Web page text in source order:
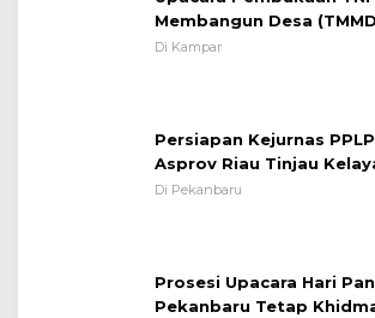
Membangun Desa
Kodim 0313/KPR Tahun
Di Kampar
Persiapan Kejurnas
Asprov Riau Tinjau
Lapangan Sepakbola
Di Pekanbaru
Prosesi Upacara Hari
Pekanbaru Tetap